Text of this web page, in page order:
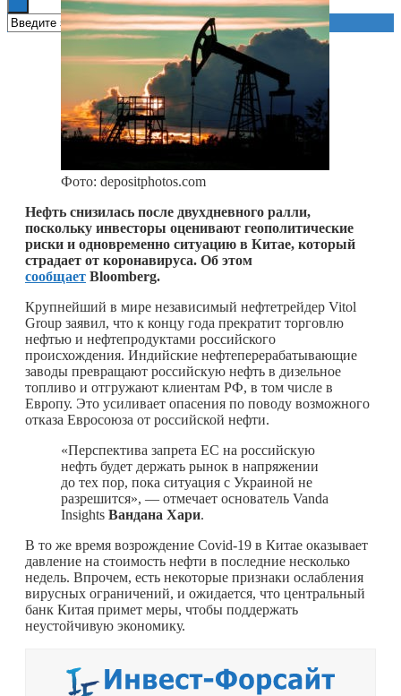
Фото: depositphotos.com
Нефть снизилась после двухдневного ралли,
поскольку инвесторы оценивают геополитические
риски и одновременно ситуацию в Китае, который
страдает от коронавируса. Об этом
сообщает Bloomberg.
Крупнейший в мире независимый нефтетрейдер Vitol
Group заявил, что к концу года прекратит торговлю
нефтью и нефтепродуктами российского
происхождения. Индийские нефтеперерабатывающие
заводы превращают российскую нефть в дизельное
топливо и отгружают клиентам РФ, в том числе в
Европу. Это усиливает опасения по поводу возможного
отказа Евросоюза от российской нефти.
«Перспектива запрета ЕС на российскую
нефть будет держать рынок в напряжении
до тех пор, пока ситуация с Украиной не
разрешится», — отмечает основатель Vanda
Insights Вандана Хари.
В то же время возрождение Covid-19 в Китае оказывает
давление на стоимость нефти в последние несколько
недель. Впрочем, есть некоторые признаки ослабления
вирусных ограничений, и ожидается, что центральный
банк Китая примет меры, чтобы поддержать
неустойчивую экономику.